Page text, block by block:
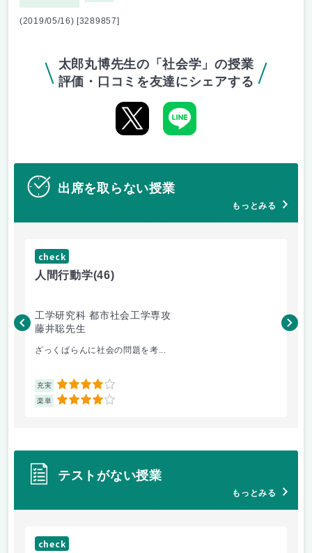
(2019/05/16) [3289857]
太郎丸博先生の「社会学」の授業
評価・口コミを友達にシェアする
出席を取らない授業
もっとみる
check
人間行動学(46)
工学研究科 都市社会工学専攻
藤井聡先生
ざっくばらんに社会の問題を考...
充実 4
楽単 4
藤
テストがない授業
もっとみる
check